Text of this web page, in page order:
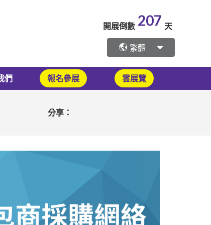
開展倒數 207 天
繁體
們 報名參展 雲展覽
分享：